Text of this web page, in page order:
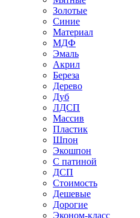
Золотые
Синие
Материал
МДФ
Эмаль
Акрил
Береза
Дерево
Дуб
ЛДСП
Массив
Пластик
Шпон
Экошпон
С патиной
ДСП
Стоимость
Дешевые
Дорогие
Эконом-класс